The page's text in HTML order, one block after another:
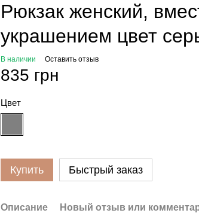
Рюкзак женский,
украшением цвет
В наличии Оставить отзыв
835 грн
Цвет
Купить Быстрый заказ
Описание Новый отзыв или